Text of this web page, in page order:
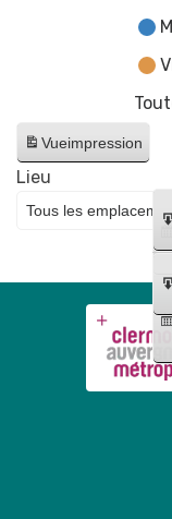
Vueimpression
Lieu